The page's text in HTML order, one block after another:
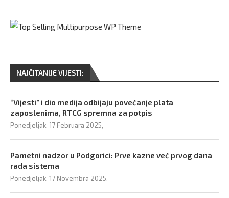
NAJČITANIJE VIJESTI:
“Vijesti” i dio medija odbijaju povećanje plata
zaposlenima, RTCG spremna za potpis
Ponedjeljak, 17 Februara 2025,
Pametni nadzor u Podgorici: Prve kazne već prvog dana
rada sistema
Ponedjeljak, 17 Novembra 2025,